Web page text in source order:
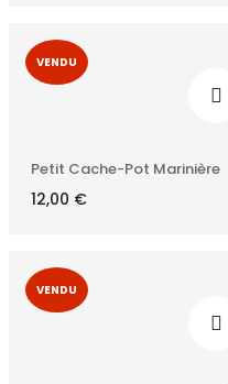
VENDU
Petit Cache-Pot Marinière
12,00 €
VENDU